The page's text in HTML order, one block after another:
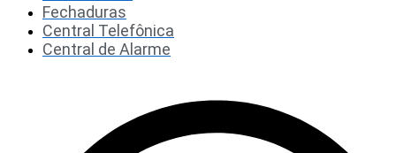
Fechaduras
Central Telefônica
Central de Alarme